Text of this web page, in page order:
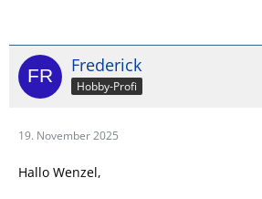
Frederick
Hobby-Profi
19. November 2025
Hallo Wenzel,